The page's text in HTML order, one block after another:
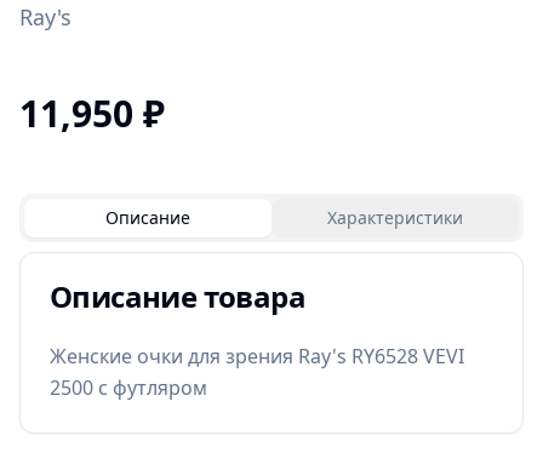
Ray's
11,950 ₽
Описание Характеристики
Описание товара
Женские очки для зрения Ray's RY6528 VEVI
2500 с футляром